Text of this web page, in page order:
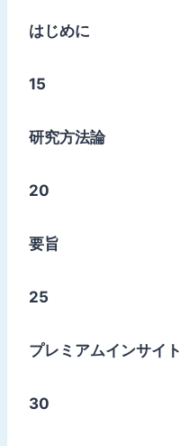
はじめに
15
研究方法論
20
要旨
25
プレミアムインサイト
30